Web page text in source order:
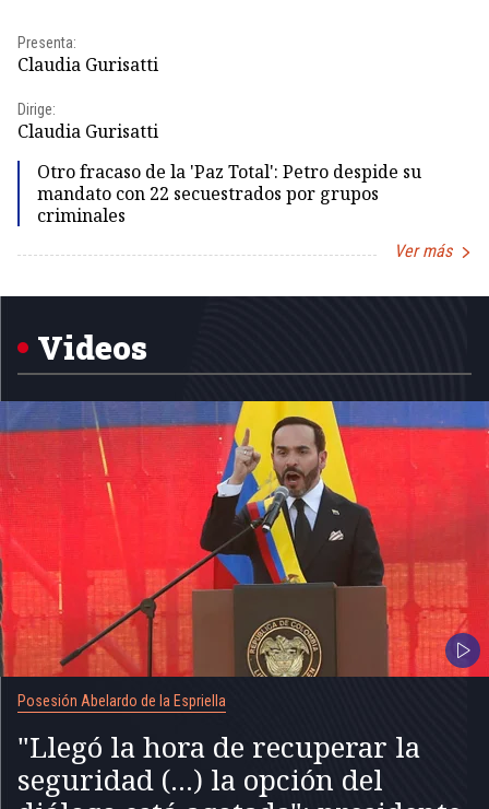
Presenta:
Claudia Gurisatti
Dirige:
Claudia Gurisatti
Otro fracaso de la 'Paz Total': Petro despide su
mandato con 22 secuestrados por grupos
criminales
Ver más
Videos
Posesión Abelardo de la Espriella
"Llegó la hora de recuperar la
seguridad (...) la opción del